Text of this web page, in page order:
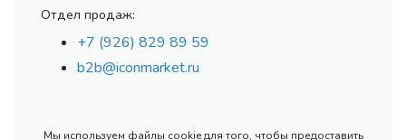
Отдел продаж:
+7 (926) 829 89 59
b2b@iconmarket.ru
Мы используем файлы cookie для того, чтобы предоставить